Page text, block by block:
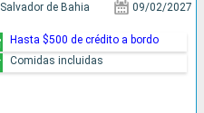
Salvador de Bahia 09/02/2027
Hasta $500 de crédito a bordo
Comidas incluidas